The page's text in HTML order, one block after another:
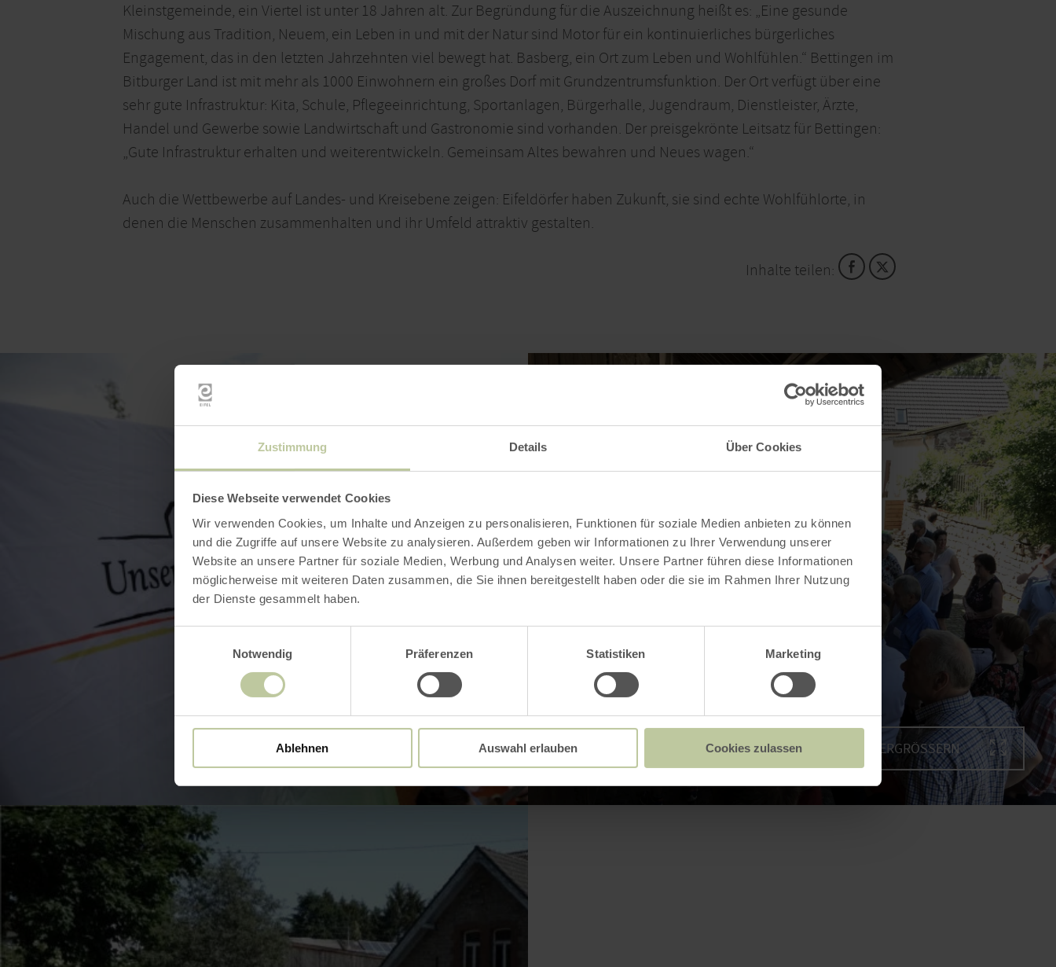
Zustimmung Details Über Cookies
Diese Webseite verwendet Cookies
Wir verwenden Cookies, um Inhalte und Anzeigen zu personalisieren, Funktionen für soziale Medien anbieten zu können
und die Zugriffe auf unsere Website zu analysieren. Außerdem geben wir Informationen zu Ihrer Verwendung unserer
Website an unsere Partner für soziale Medien, Werbung und Analysen weiter. Unsere Partner führen diese Informationen
möglicherweise mit weiteren Daten zusammen, die Sie ihnen bereitgestellt haben oder die sie im Rahmen Ihrer Nutzung
der Dienste gesammelt haben.
Notwendig
Präferenzen Statistiken Marketing
Ablehnen Auswahl erlauben Cookies zulassen
Kleinstgemeinde, ein Viertel ist unter 18 Jahren alt. Zur Begründung für die Auszeichnung heißt es: „Eine gesunde
Mischung aus Tradition, Neuem, ein Leben in und mit der Natur sind Motor für ein kontinuierliches bürgerliches
Engagement, das in den letzten Jahrzehnten viel bewegt hat. Basberg, ein Ort zum Leben und Wohlfühlen.“ Bettingen im
Bitburger Land ist mit mehr als 1000 Einwohnern ein großes Dorf mit Grundzentrumsfunktion. Der Ort verfügt über eine
sehr gute Infrastruktur: Kita, Schule, Pflegeeinrichtung, Sportanlagen, Bürgerhalle, Jugendraum, Dienstleister, Ärzte,
Handel und Gewerbe sowie Landwirtschaft und Gastronomie sind vorhanden. Der preisgekrönte Leitsatz für Bettingen:
„Gute Infrastruktur erhalten und weiterentwickeln. Gemeinsam Altes bewahren und Neues wagen.“
Auch die Wettbewerbe auf Landes- und Kreisebene zeigen: Eifeldörfer haben Zukunft, sie sind echte Wohlfühlorte, in
denen die Menschen zusammenhalten und ihr Umfeld attraktiv gestalten.
Inhalte teilen:
BILD VERGRÖSSERN BILD VERGRÖSSERN